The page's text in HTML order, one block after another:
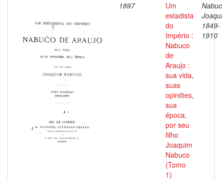
1897
Um
estadista
do
Império :
Nabuco
de
Araujo :
sua vida,
suas
opiniões,
sua
época,
por seu
filho
Joaquim
Nabuco
(Tomo
1)
1849-
1910